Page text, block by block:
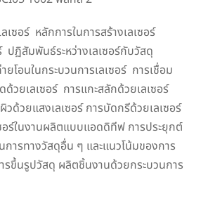
เซอร์ หลักการในการสร้างเลเซอร์
ปฏิสัมพันธ์ระหว่างเลเซอร์กับวัสดุ
โอนในกระบวนการเลเซอร์ การเชื่อม
ด้วยเลเซอร์ การแกะสลักด้วยเลเซอร์
วด้วยแสงเลเซอร์ การบัดกรีด้วยเลเซอร์
อร์ในงานผลิตแบบแอดดิทีฟ การประยุกต์
นการทางวัสดุอื่น ๆ และแนวโน้มของการ
รขึ้นรูปวัสดุ ผลิตชิ้นงานด้วยกระบวนการ